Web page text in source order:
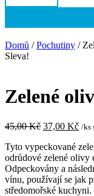
Domů /Pochutiny /
Sleva!
Zelené
45,00Kč Původní
byla:
45,00 Kč.
37,00 Kč
je:
/ks
Tyto vypeckované
odrůdové zelené olivy
Odpeckovány a
vínu, používají se jak
středomořské kuchyni.